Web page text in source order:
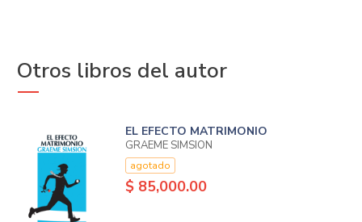
Otros libros del autor
EL EFECTO MATRIMONIO
GRAEME SIMSION
agotado
$ 85,000.00